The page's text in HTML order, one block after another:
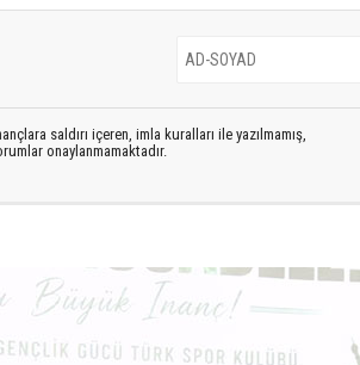
saldırı içeren, imla kuralları ile yazılmamış,
onaylanmamaktadır.